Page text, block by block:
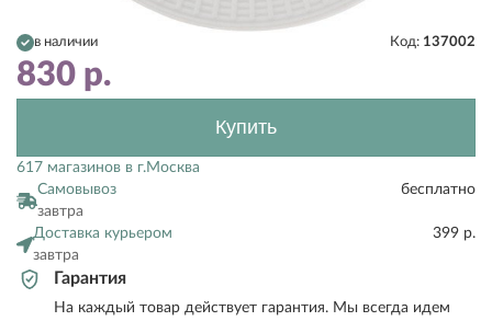
в наличии Код: 137002
830 р.
Купить
617 магазинов в г.Москва
Самовывоз
завтра
бесплатно
Доставка курьером
завтра
399 р.
Гарантия
На каждый товар действует гарантия. Мы всегда идем